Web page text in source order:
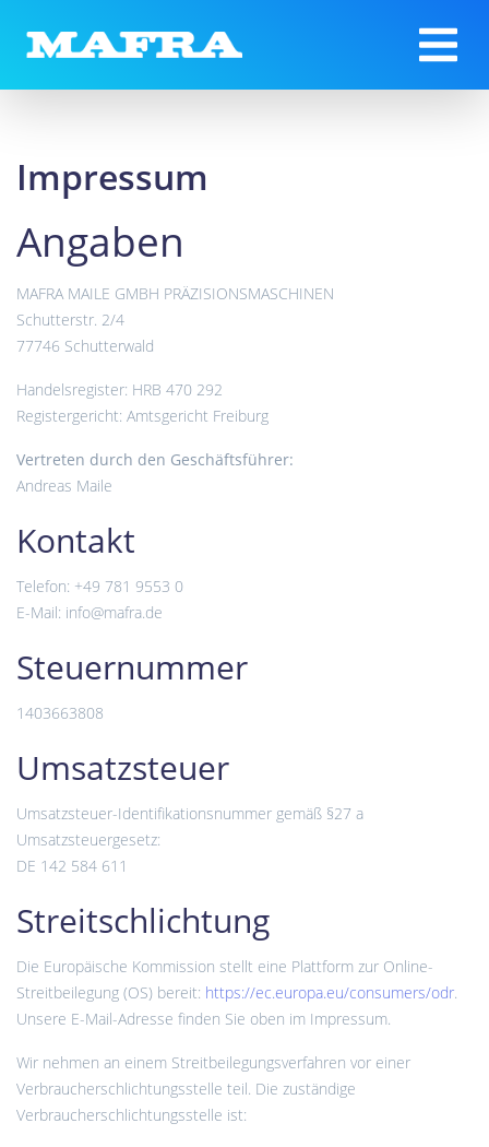
Impressum
Angaben
MAFRA MAILE GMBH PRÄZISIONSMASCHINEN
Schutterstr. 2/4
77746 Schutterwald
Handelsregister: HRB 470 292
Registergericht: Amtsgericht Freiburg
Vertreten durch den Geschäftsführer:
Andreas Maile
Kontakt
Telefon: +49 781 9553 0
E-Mail: info@mafra.de
Steuernummer
1403663808
Umsatzsteuer
Umsatzsteuer-Identifikationsnummer gemäß §27 a
Umsatzsteuergesetz:
DE 142 584 611
Streitschlichtung
Die Europäische Kommission stellt eine Plattform zur Online-
Streitbeilegung (OS) bereit: https://ec.europa.eu/consumers/odr.
Unsere E-Mail-Adresse finden Sie oben im Impressum.
Wir nehmen an einem Streitbeilegungsverfahren vor einer
Verbraucherschlichtungsstelle teil. Die zuständige
Verbraucherschlichtungsstelle ist: